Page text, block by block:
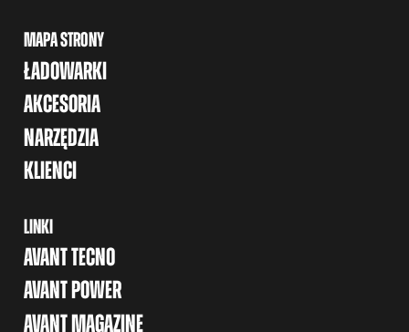
MAPA STRONY
ŁADOWARKI
AKCESORIA
NARZĘDZIA
KLIENCI
LINKI
AVANT TECNO
AVANT POWER
AVANT MAGAZINE